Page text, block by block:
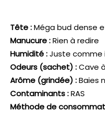
Tête :Méga bud dense
Manucure :Rien à redire
Humidité :Juste comme
Odeurs (sachet) :Cave
Arôme (grindée) :Baies
Contaminants :RAS
Méthode de